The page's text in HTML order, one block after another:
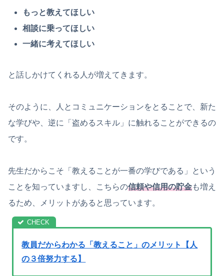
もっと教えてほしい
相談に乗ってほしい
一緒に考えてほしい
と話しかけてくれる人が増えてきます。
そのように、人とコミュニケーションをとることで、新た
な学びや、逆に「盗めるスキル」に触れることができるの
です。
先生だからこそ「教えることが一番の学びである」という
ことを知っていますし、こちらの信頼や信用の貯金も増え
るため、メリットがあると思っています。
教員だからわかる「教えること」のメリット【人
の３倍努力する】